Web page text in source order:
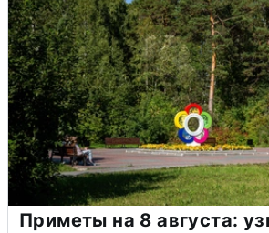
Приметы на 8 августа: